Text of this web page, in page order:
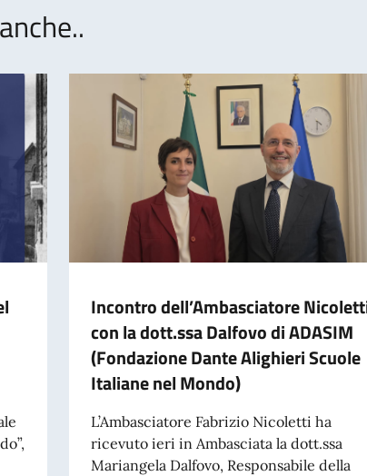
Incontro dell’Ambasciatore
con la dott.ssa Dalfovo di ADASIM
(Fondazione Dante Alighieri Scuole
Italiane nel Mondo)
L’Ambasciatore Fabrizio Nicoletti ha
ricevuto ieri in Ambasciata la dott.ssa
Mariangela Dalfovo, Responsabile della